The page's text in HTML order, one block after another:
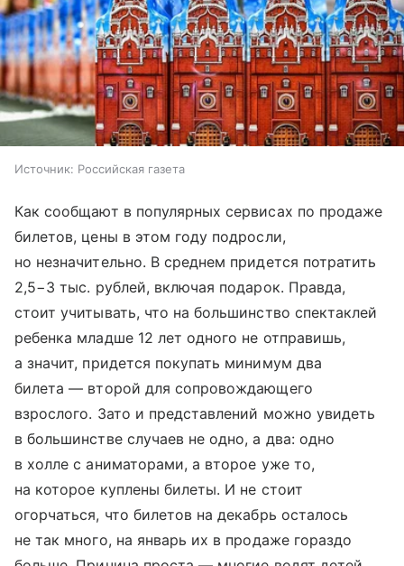
Источник: Российская газета
Как сообщают в популярных сервисах по продаже
билетов, цены в этом году подросли,
но незначительно. В среднем придется потратить
2,5−3 тыс. рублей, включая подарок. Правда,
стоит учитывать, что на большинство спектаклей
ребенка младше 12 лет одного не отправишь,
а значит, придется покупать минимум два
билета — второй для сопровождающего
взрослого. Зато и представлений можно увидеть
в большинстве случаев не одно, а два: одно
в холле с аниматорами, а второе уже то,
на которое куплены билеты. И не стоит
огорчаться, что билетов на декабрь осталось
не так много, на январь их в продаже гораздо